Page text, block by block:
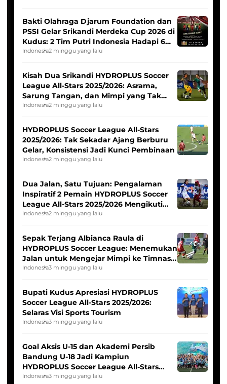
Bakti Olahraga Djarum Foundation dan
PSSI Gelar Srikandi Merdeka Cup 2026 di
Kudus: 2 Tim Putri Indonesia Hadapi 6
Tim Asia
Indonesia2 minggu yang lalu
Kisah Dua Srikandi HYDROPLUS Soccer
League All-Stars 2025/2026: Asrama,
Sarung Tangan, dan Mimpi yang Tak
Pernah Padam
Indonesia2 minggu yang lalu
HYDROPLUS Soccer League All-Stars
2025/2026: Tak Sekadar Ajang Berburu
Gelar, Konsistensi Jadi Kunci Pembinaan
Indonesia2 minggu yang lalu
Dua Jalan, Satu Tujuan: Pengalaman
Inspiratif 2 Pemain HYDROPLUS Soccer
League All-Stars 2025/2026 Mengikuti
Seleksi Timnas Indonesia Putri
Indonesia2 minggu yang lalu
Sepak Terjang Albianca Raula di
HYDROPLUS Soccer League: Menemukan
Jalan untuk Mengejar Mimpi ke Timnas
Indonesia Putri
Indonesia3 minggu yang lalu
Bupati Kudus Apresiasi HYDROPLUS
Soccer League All-Stars 2025/2026:
Selaras Visi Sports Tourism
Indonesia3 minggu yang lalu
Goal Aksis U-15 dan Akademi Persib
Bandung U-18 Jadi Kampiun
HYDROPLUS Soccer League All-Stars
2025/2026
Indonesia3 minggu yang lalu